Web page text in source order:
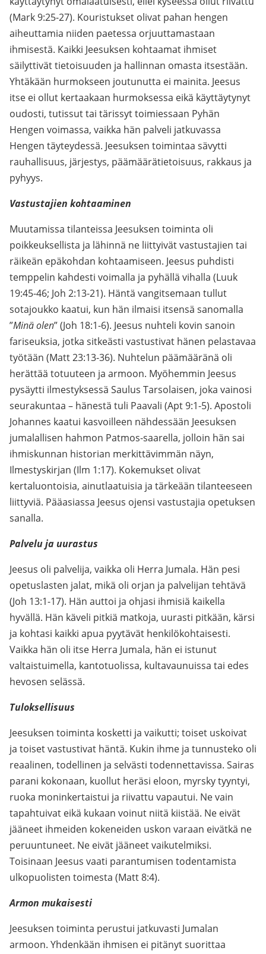
(Mark 9:25-27). Kouristukset olivat pahan hengen
aiheuttamia niiden paetessa orjuuttamastaan
ihmisestä. Kaikki Jeesuksen kohtaamat ihmiset
säilyttivät tietoisuuden ja hallinnan omasta itsestään.
Yhtäkään hurmokseen joutunutta ei mainita. Jeesus
itse ei ollut kertaakaan hurmoksessa eikä käyttäytynyt
oudosti, tutissut tai tärissyt toimiessaan Pyhän
Hengen voimassa, vaikka hän palveli jatkuvassa
Hengen täyteydessä. Jeesuksen toimintaa sävytti
rauhallisuus, järjestys, päämäärätietoisuus, rakkaus ja
pyhyys.
Vastustajien kohtaaminen
Muutamissa tilanteissa Jeesuksen toiminta oli
poikkeuksellista ja lähinnä ne liittyivät vastustajien tai
räikeän epäkohdan kohtaamiseen. Jeesus puhdisti
temppelin kahdesti voimalla ja pyhällä vihalla (Luuk
19:45-46; Joh 2:13-21). Häntä vangitsemaan tullut
sotajoukko kaatui, kun hän ilmaisi itsensä sanomalla
”Minä olen” (Joh 18:1-6). Jeesus nuhteli kovin sanoin
fariseuksia, jotka sitkeästi vastustivat hänen pelastavaa
työtään (Matt 23:13-36). Nuhtelun päämääränä oli
herättää totuuteen ja armoon. Myöhemmin Jeesus
pysäytti ilmestyksessä Saulus Tarsolaisen, joka vainosi
seurakuntaa – hänestä tuli Paavali (Apt 9:1-5). Apostoli
Johannes kaatui kasvoilleen nähdessään Jeesuksen
jumalallisen hahmon Patmos-saarella, jolloin hän sai
ihmiskunnan historian merkittävimmän näyn,
Ilmestyskirjan (Ilm 1:17). Kokemukset olivat
kertaluontoisia, ainutlaatuisia ja tärkeään tilanteeseen
liittyviä. Pääasiassa Jeesus ojensi vastustajia opetuksen
sanalla.
Palvelu ja uurastus
Jeesus oli palvelija, vaikka oli Herra Jumala. Hän pesi
opetuslasten jalat, mikä oli orjan ja palvelijan tehtävä
(Joh 13:1-17). Hän auttoi ja ohjasi ihmisiä kaikella
hyvällä. Hän käveli pitkiä matkoja, uurasti pitkään, kärsi
ja kohtasi kaikki apua pyytävät henkilökohtaisesti.
Vaikka hän oli itse Herra Jumala, hän ei istunut
valtaistuimella, kantotuolissa, kultavaunuissa tai edes
hevosen selässä.
Tuloksellisuus
Jeesuksen toiminta kosketti ja vaikutti; toiset uskoivat
ja toiset vastustivat häntä. Kukin ihme ja tunnusteko oli
reaalinen, todellinen ja selvästi todennettavissa. Sairas
parani kokonaan, kuollut heräsi eloon, myrsky tyyntyi,
ruoka moninkertaistui ja riivattu vapautui. Ne vain
tapahtuivat eikä kukaan voinut niitä kiistää. Ne eivät
jääneet ihmeiden kokeneiden uskon varaan eivätkä ne
peruuntuneet. Ne eivät jääneet vaikutelmiksi.
Toisinaan Jeesus vaati parantumisen todentamista
ulkopuolisten toimesta (Matt 8:4).
Armon mukaisesti
Jeesuksen toiminta perustui jatkuvasti Jumalan
armoon. Yhdenkään ihmisen ei pitänyt suorittaa